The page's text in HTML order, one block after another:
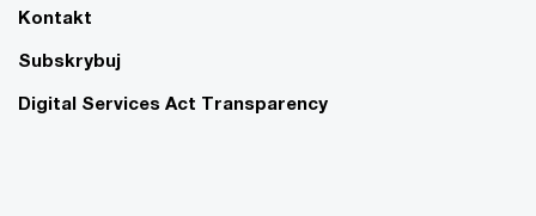
Kontakt
Subskrybuj
Digital Services Act Transparency